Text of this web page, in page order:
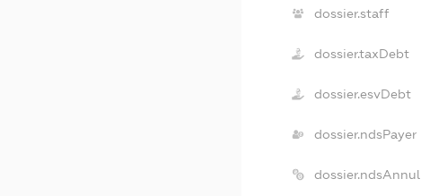
dossier.staff
dossier.taxDebt
dossier.esvDebt
dossier.ndsPayer
dossier.ndsAnnul